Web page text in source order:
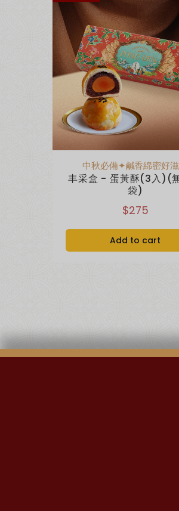
中秋必備✦鹹香綿密好
丰采盒 - 蛋黃酥(3入)(
袋)
$275
Add to cart